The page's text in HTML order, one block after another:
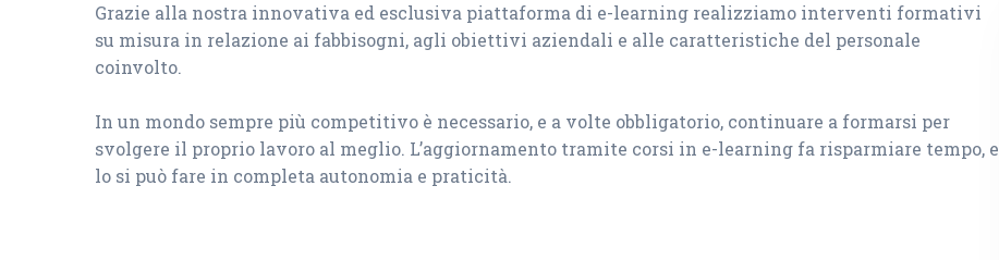
Grazie alla nostra innovativa ed esclusiva piattaforma di e-learning realizziamo interventi formativi
su misura in relazione ai fabbisogni, agli obiettivi aziendali e alle caratteristiche del personale
coinvolto.
In un mondo sempre più competitivo è necessario, e a volte obbligatorio, continuare a formarsi per
svolgere il proprio lavoro al meglio. L’aggiornamento tramite corsi in e-learning fa risparmiare tempo, e
lo si può fare in completa autonomia e praticità.